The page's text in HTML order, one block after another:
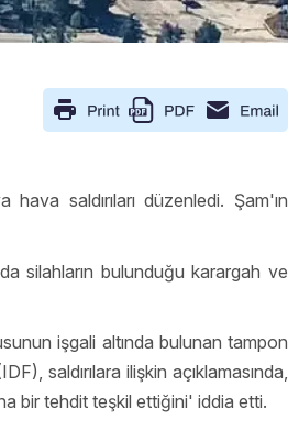
saldırıları düzenledi. Şam'ın
silahların bulunduğu karargah ve
işgali altında bulunan tampon
saldırılara ilişkin açıklamasında,
bir tehdit teşkil ettiğini' iddia etti.